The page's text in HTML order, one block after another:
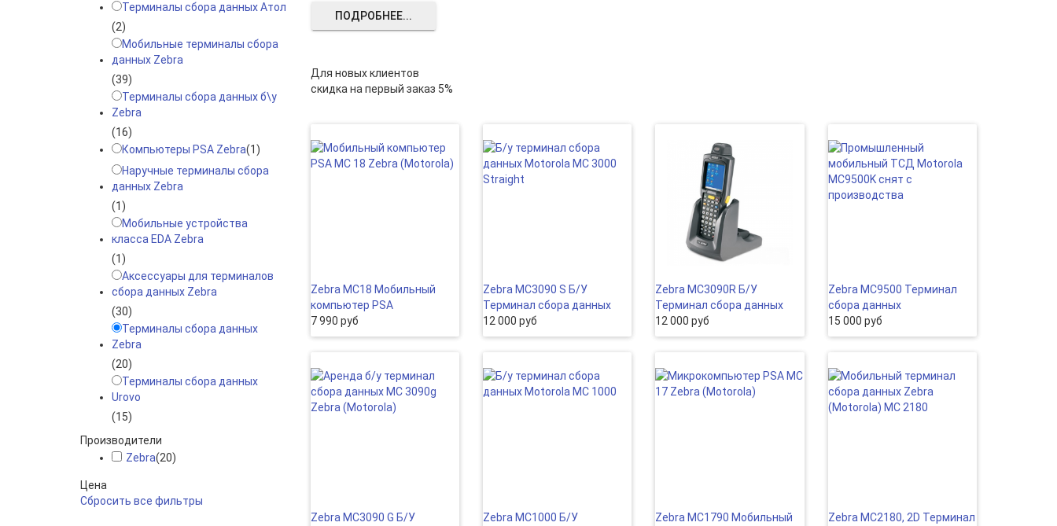
ПОДРОБНЕЕ...
Для новых клиентов
скидка на первый заказ 5%
Zebra MC18 Мобильный
компьютер PSA
7 990 руб
Zebra MC3090 S Б/У
Терминал сбора данных
12 000 руб
Zebra MC3090R Б/У
Терминал сбора данных
12 000 руб
Zebra MC9500 Терминал
сбора данных
15 000 руб
Zebra MC3090 G Б/У
Zebra MC1000 Б/У
Zebra MC1790 Мобильный
Zebra MC2180, 2D Терминал
Терминалы сбора данных Атол
(2)
Мобильные терминалы сбора
данных Zebra
(39)
Терминалы сбора данных б\у
Zebra
(16)
Компьютеры PSA Zebra(1)
Наручные терминалы сбора
данных Zebra
(1)
Мобильные устройства
класса EDA Zebra
(1)
Аксессуары для терминалов
сбора данных Zebra
(30)
Терминалы сбора данных
Zebra
(20)
Терминалы сбора данных
Urovo
(15)
Производители
Zebra(20)
Цена
Сбросить все фильтры